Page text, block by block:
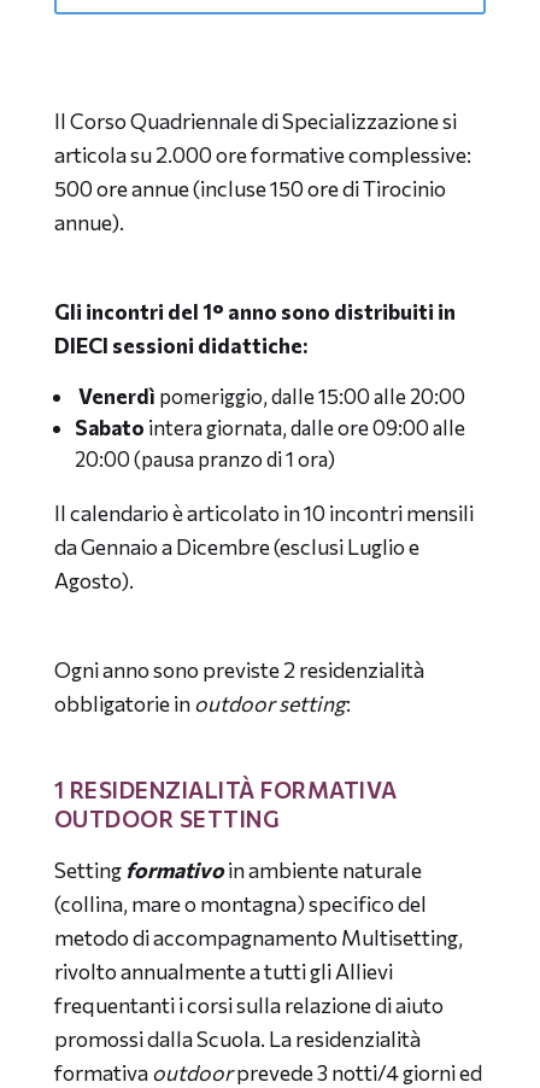
Il Corso Quadriennale di Specializzazione si
articola su 2.000 ore formative complessive:
500 ore annue (incluse 150 ore di Tirocinio
annue).
Gli incontri del 1° anno sono distribuiti in
DIECI sessioni didattiche:
Venerdì pomeriggio, dalle 15:00 alle 20:00
Sabato intera giornata, dalle ore 09:00 alle
20:00 (pausa pranzo di 1 ora)
Il calendario è articolato in 10 incontri mensili
da Gennaio a Dicembre (esclusi Luglio e
Agosto).
Ogni anno sono previste 2 residenzialità
obbligatorie inoutdoor setting:
1 RESIDENZIALITÀ FORMATIVA
OUTDOOR SETTING
Setting formativoin ambiente naturale
(collina, mare o montagna) specifico del
metodo di accompagnamento Multisetting,
rivolto annualmente a tutti gli Allievi
frequentanti i corsi sulla relazione di aiuto
promossi dalla Scuola. La residenzialità
formativaoutdoorprevede 3 notti/4 giorni ed